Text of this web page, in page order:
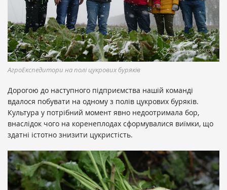
АгроЕкспедитори на полі цукрових буряків
Дорогою до наступного підприємства нашій команді
вдалося побувати на одному з полів цукрових буряків.
Культура у потрібний момент явно недоотримала бор,
внаслідок чого на коренеплодах сформувалися виїмки, що
здатні істотно знизити цукристість.